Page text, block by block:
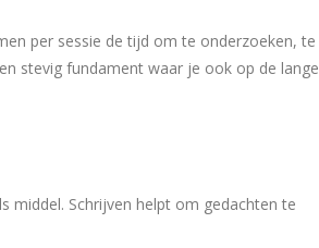
per sessie de tijd om te onderzoeken, te
stevig fundament waar je ook op de lange
middel. Schrijven helpt om gedachten te